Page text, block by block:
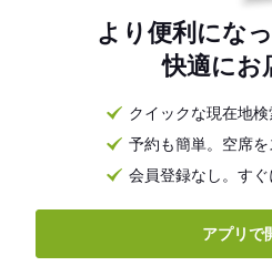
より便利にな
快適にお
クイックな現在地
予約も簡単。空席
会員登録なし。す
アプリで